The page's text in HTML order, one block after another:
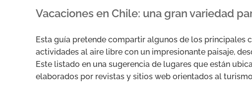
Vacaciones en Chile: una gran variedad
Esta guía pretende compartir algunos de los principales
actividades al aire libre con un impresionante paisaje,
Este listado en una sugerencia de lugares que están
elaborados por revistas y sitios web orientados al